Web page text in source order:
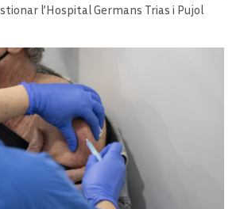
l’Hospital Germans Trias i Pujol